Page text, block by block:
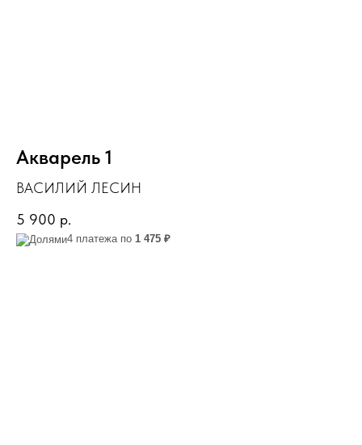
Акварель 1
ВАСИЛИЙ ЛЕСИН
5 900 р.
4 платежа по 1 475 ₽